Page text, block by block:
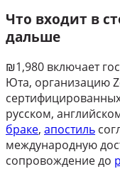
Что входит в
дальше
₪1,980 включает
Юта, организацию
русском,
браке, апостиль
международную
сопровождение до